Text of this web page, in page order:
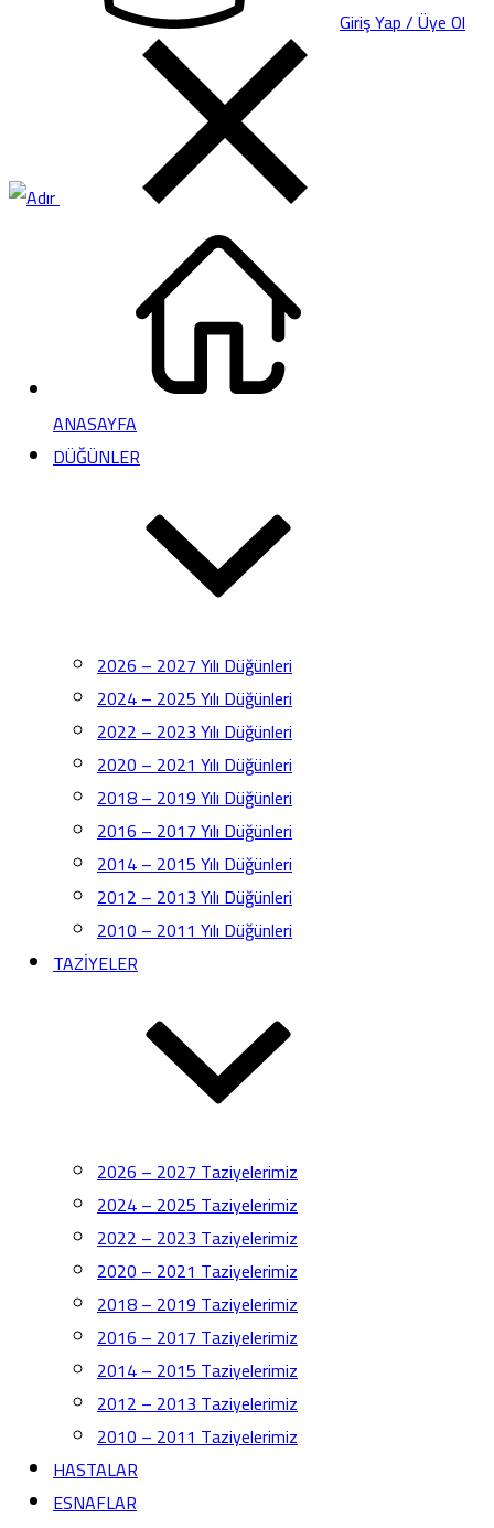
Giriş Yap / Üye Ol
ANASAYFA
DÜĞÜNLER
2026 – 2027 Yılı Düğünleri
2024 – 2025 Yılı Düğünleri
2022 – 2023 Yılı Düğünleri
2020 – 2021 Yılı Düğünleri
2018 – 2019 Yılı Düğünleri
2016 – 2017 Yılı Düğünleri
2014 – 2015 Yılı Düğünleri
2012 – 2013 Yılı Düğünleri
2010 – 2011 Yılı Düğünleri
TAZİYELER
2026 – 2027 Taziyelerimiz
2024 – 2025 Taziyelerimiz
2022 – 2023 Taziyelerimiz
2020 – 2021 Taziyelerimiz
2018 – 2019 Taziyelerimiz
2016 – 2017 Taziyelerimiz
2014 – 2015 Taziyelerimiz
2012 – 2013 Taziyelerimiz
2010 – 2011 Taziyelerimiz
HASTALAR
ESNAFLAR